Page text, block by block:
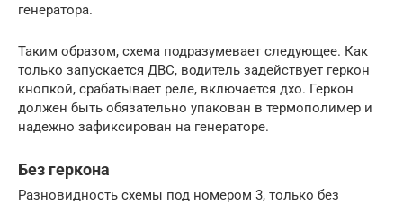
генератора.
Таким образом, схема подразумевает следующее. Как
только запускается ДВС, водитель задействует геркон
кнопкой, срабатывает реле, включается дхо. Геркон
должен быть обязательно упакован в термополимер и
надежно зафиксирован на генераторе.
Без геркона
Разновидность схемы под номером 3, только без